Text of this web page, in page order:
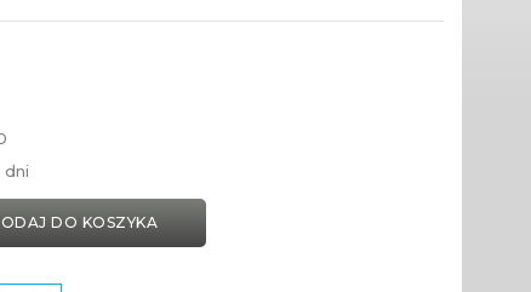
dni
DO KOSZYKA